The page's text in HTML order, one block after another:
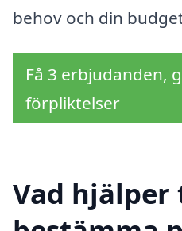
behov och din
Få 3 erbjudanden,
förpliktelser
Vad